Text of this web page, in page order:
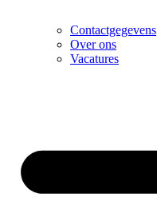
Contactgegevens
Over ons
Vacatures